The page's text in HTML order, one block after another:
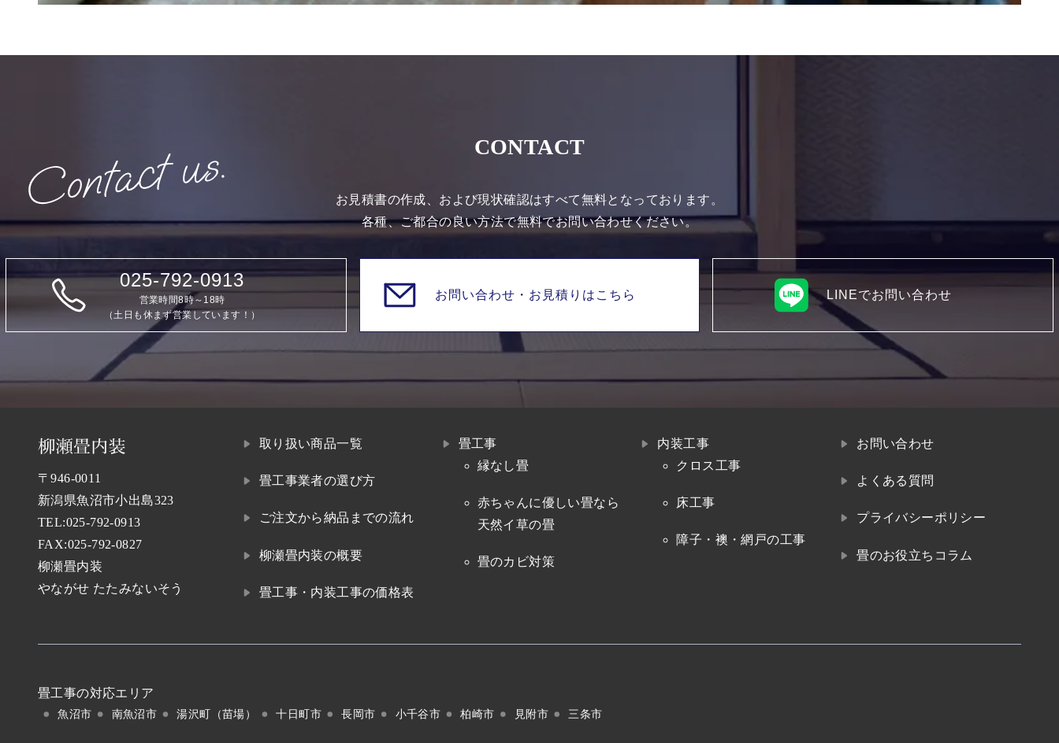
CONTACT
お見積書の作成、および現状確認はすべて無料となっております。
各種、ご都合の良い方法で無料でお問い合わせください。
025-792-0913
営業時間8時～18時
（土日も休まず営業しています！）
お問い合わせ・ お見積りはこちら LINEでお問い合わせ
〒946-0011
新潟県魚沼市小出島323
TEL:025-792-0913
FAX:025-792-0827
柳瀬畳内装
やながせ たたみないそう
取り扱い商品一覧
畳工事業者の選び方
ご注文から納品までの流れ
柳瀬畳内装の概要
畳工事・内装工事の価格表
畳工事
縁なし畳
赤ちゃんに優しい畳なら
天然イ草の畳
畳のカビ対策
内装工事
クロス工事
床工事
障子・襖・網戸の工事
お問い合わせ
よくある質問
プライバシーポリシー
畳のお役立ちコラム
畳工事の対応エリア
魚沼市 南魚沼市 湯沢町（苗場） 十日町市 長岡市 小千谷市 柏崎市 見附市 三条市